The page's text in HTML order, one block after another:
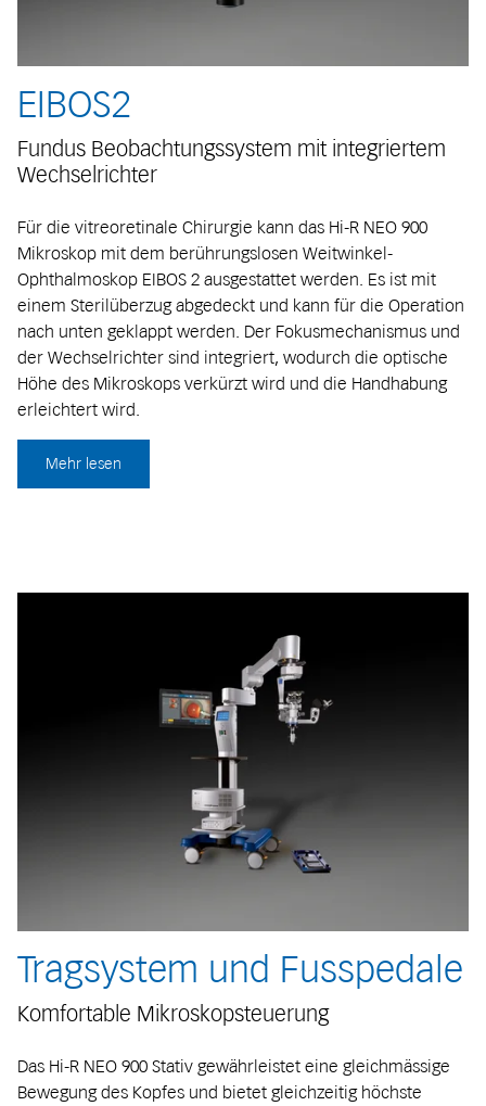
EIBOS2
Fundus Beobachtungssystem mit integriertem
Wechselrichter
Für die vitreoretinale Chirurgie kann das Hi-R NEO 900
Mikroskop mit dem berührungslosen Weitwinkel-
Ophthalmoskop EIBOS 2 ausgestattet werden. Es ist mit
einem Sterilüberzug abgedeckt und kann für die Operation
nach unten geklappt werden. Der Fokusmechanismus und
der Wechselrichter sind integriert, wodurch die optische
Höhe des Mikroskops verkürzt wird und die Handhabung
erleichtert wird.
Mehr lesen
Tragsystem und Fusspedale
Komfortable Mikroskopsteuerung
Das Hi-R NEO 900 Stativ gewährleistet eine gleichmässige
Bewegung des Kopfes und bietet gleichzeitig höchste